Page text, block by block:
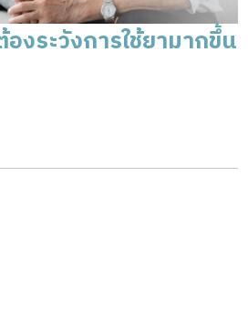
งระวังการใช้ยามากขึ้น